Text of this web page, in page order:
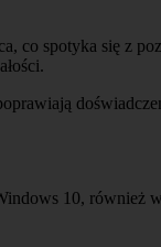
co spotyka się z
10, również